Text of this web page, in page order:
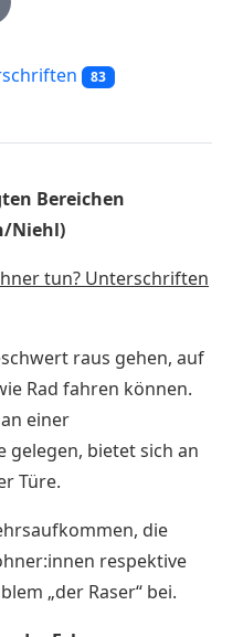
83
Bereichen
Niehl)
tun? Unterschriften
raus gehen, auf
Rad fahren können.
einer
bietet sich an
Türe.
die
respektive
„der Raser“ bei.